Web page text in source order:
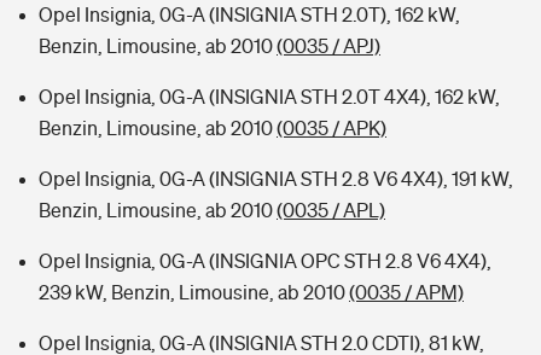
Opel Insignia, 0G-A (INSIGNIA STH 2.0T), 162 kW,
Benzin, Limousine, ab 2010(0035 / APJ)
Opel Insignia, 0G-A (INSIGNIA STH 2.0T 4X4), 162 kW,
Benzin, Limousine, ab 2010(0035 / APK)
Opel Insignia, 0G-A (INSIGNIA STH 2.8 V6 4X4), 191 kW,
Benzin, Limousine, ab 2010(0035 / APL)
Opel Insignia, 0G-A (INSIGNIA OPC STH 2.8 V6 4X4),
239 kW, Benzin, Limousine, ab 2010(0035 / APM)
Opel Insignia, 0G-A (INSIGNIA STH 2.0 CDTI), 81 kW,